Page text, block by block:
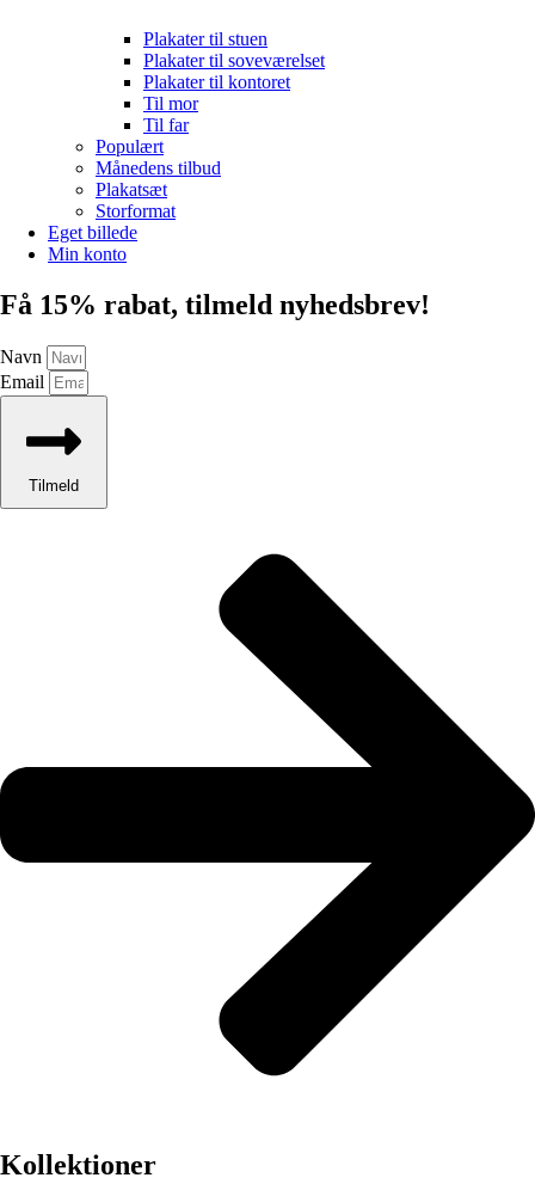
Plakater til stuen
Plakater til soveværelset
Plakater til kontoret
Til mor
Til far
Populært
Månedens tilbud
Plakatsæt
Storformat
Eget billede
Min konto
Få 15% rabat, tilmeld nyhedsbrev!
Navn
Email
Tilmeld
Kollektioner